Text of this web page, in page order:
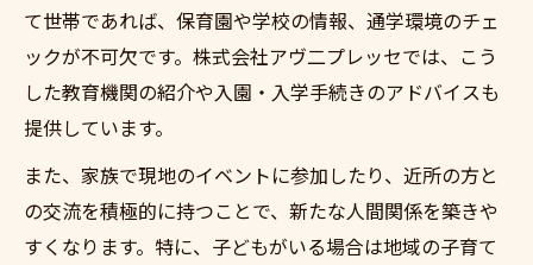
て世帯であれば、保育園や学校の情報、通学環境のチェ
ックが不可欠です。株式会社アヴ二プレッセでは、こう
した教育機関の紹介や入園・入学手続きのアドバイスも
提供しています。
また、家族で現地のイベントに参加したり、近所の方と
の交流を積極的に持つことで、新たな人間関係を築きや
すくなります。特に、子どもがいる場合は地域の子育て